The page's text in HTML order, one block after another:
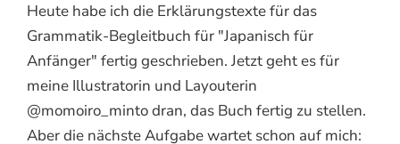
Heute habe ich die Erklärungstexte für das
Grammatik-Begleitbuch für "Japanisch für
Anfänger" fertig geschrieben. Jetzt geht es für
meine Illustratorin und Layouterin
@momoiro_minto dran, das Buch fertig zu stellen.
Aber die nächste Aufgabe wartet schon auf mich: